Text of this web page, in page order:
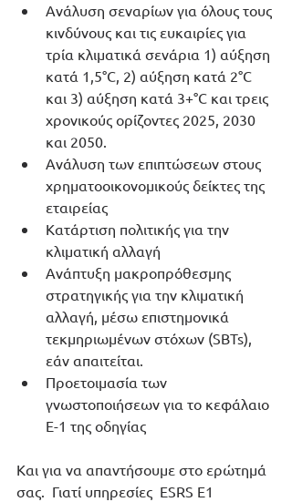
Ανάλυση σεναρίων για όλους τους
κινδύνους και τις ευκαιρίες για
τρία κλιματικά σενάρια 1) αύξηση
κατά 1,5°C, 2) αύξηση κατά 2°C
και 3) αύξηση κατά 3+°C και τρεις
χρονικούς ορίζοντες 2025, 2030
και 2050.
Ανάλυση των επιπτώσεων στους
χρηματοοικονομικούς δείκτες της
εταιρείας
Κατάρτιση πολιτικής για την
κλιματική αλλαγή
Ανάπτυξη μακροπρόθεσμης
στρατηγικής για την κλιματική
αλλαγή, μέσω επιστημονικά
τεκμηριωμένων στόχων (SBTs),
εάν απαιτείται.
Προετοιμασία των
γνωστοποιήσεων για το κεφάλαιο
Ε-1 της οδηγίας
Και για να απαντήσουμε στο ερώτημά
σας.  Γιατί υπηρεσίες  ESRS E1